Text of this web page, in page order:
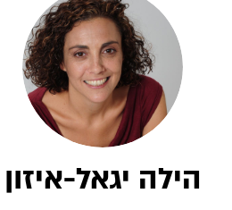
הילה יגאל-איזון